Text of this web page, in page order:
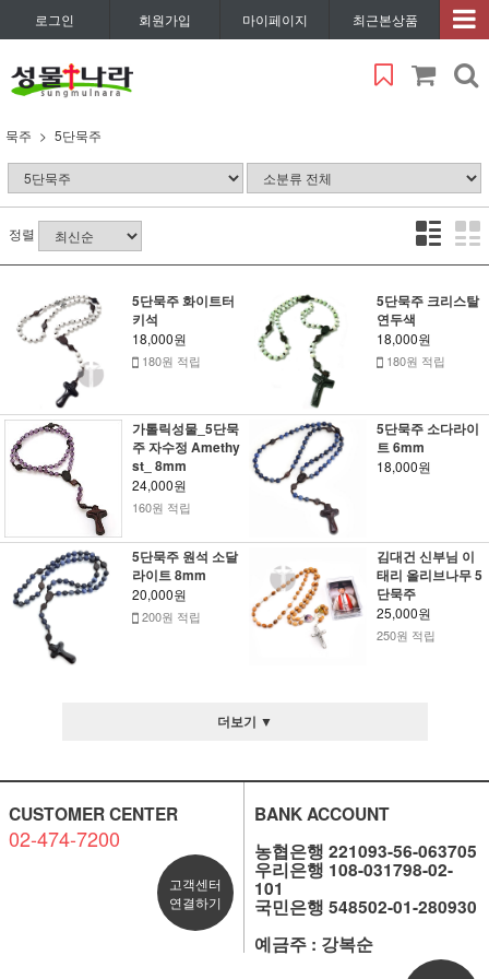
로그인 회원가입 마이페이지 최근본상품
묵주 5단묵주
정렬
5단묵주 화이트터
키석
18,000원
180원 적립
5단묵주 크리스탈
연두색
18,000원
180원 적립
가톨릭성물_5단묵
주 자수정 Amethy
st_ 8mm
24,000원
160원 적립
5단묵주 소다라이
트 6mm
18,000원
5단묵주 원석 소달
라이트 8mm
20,000원
200원 적립
김대건 신부님 이
태리 올리브나무 5
단묵주
25,000원
250원 적립
더보기 ▼
CUSTOMER CENTER
02-474-7200
고객센터
연결하기
BANK ACCOUNT
농협은행 221093-56-063705
우리은행 108-031798-02-
101
국민은행 548502-01-280930
예금주 : 강복순